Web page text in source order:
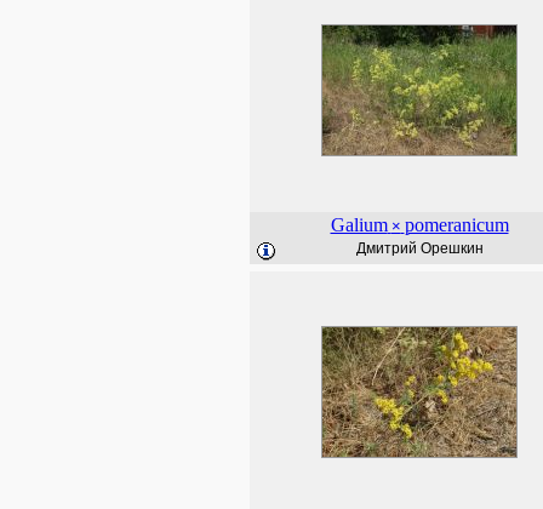
Galium × pomeranicum
Дмитрий Орешкин